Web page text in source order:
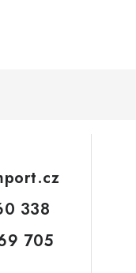
338
705